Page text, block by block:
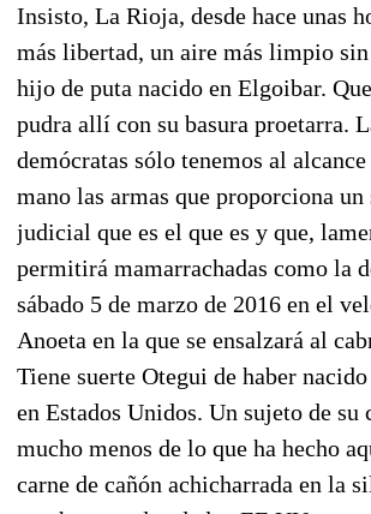
Insisto, La Rioja, desde hace unas
más libertad, un aire más limpio sin
hijo de puta nacido en Elgoibar.
pudra allí con su basura proetarra.
demócratas sólo tenemos al alcance
mano las armas que proporciona un
judicial que es el que es y que,
permitirá mamarrachadas como la
sábado 5 de marzo de 2016 en el
Anoeta en la que se ensalzará al
Tiene suerte Otegui de haber
en Estados Unidos. Un sujeto de su
mucho menos de lo que ha hecho
carne de cañón achicharrada en la